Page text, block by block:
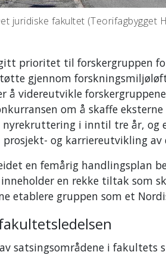
juridiske fakultet (Teorifagbygget
prioritet til forskergruppen
gjennom
å videreutvikle
om å skaffe
i inntil tre år, og
og karriereutvikling av
en femårig handlingsplan
en rekke tiltak som
etablere gruppen som et
satsingsområdene i fakultets